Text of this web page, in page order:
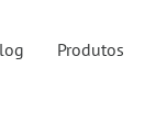
Produtos